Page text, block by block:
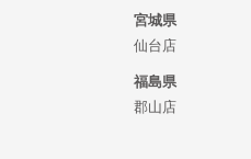
宮城県
仙台店
福島県
郡山店